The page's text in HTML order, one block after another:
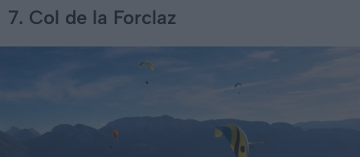
7. Col de la Forclaz